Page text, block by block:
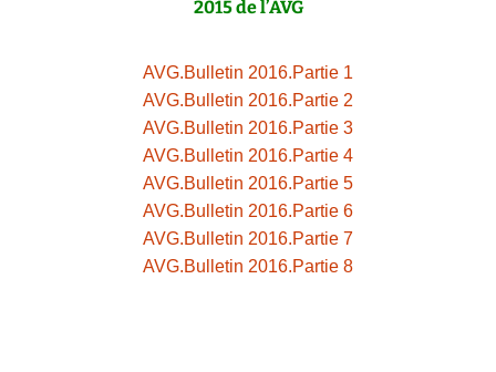
2015 de l’AVG
AVG.Bulletin 2016.Partie 1
AVG.Bulletin 2016.Partie 2
AVG.Bulletin 2016.Partie 3
AVG.Bulletin 2016.Partie 4
AVG.Bulletin 2016.Partie 5
AVG.Bulletin 2016.Partie 6
AVG.Bulletin 2016.Partie 7
AVG.Bulletin 2016.Partie 8